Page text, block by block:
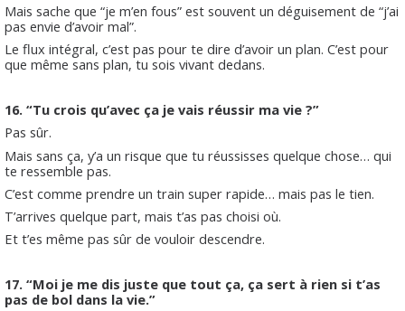
Mais sache que “je m’en fous” est souvent un déguisement de “j’ai
pas envie d’avoir mal”.
Le flux intégral, c’est pas pour te dire d’avoir un plan. C’est pour
que même sans plan, tu sois vivant dedans.
16. “Tu crois qu’avec ça je vais réussir ma vie ?”
Pas sûr.
Mais sans ça, y’a un risque que tu réussisses quelque chose… qui
te ressemble pas.
C’est comme prendre un train super rapide… mais pas le tien.
T’arrives quelque part, mais t’as pas choisi où.
Et t’es même pas sûr de vouloir descendre.
17. “Moi je me dis juste que tout ça, ça sert à rien si t’as
pas de bol dans la vie.”